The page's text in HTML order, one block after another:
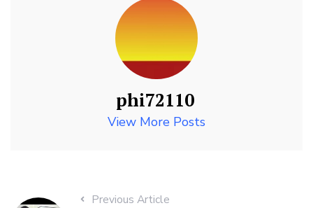
phi72110
View More Posts
Previous Article